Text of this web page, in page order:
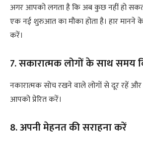
अगर आपको लगता है कि अब कुछ नहीं हो
एक नई शुरुआत का मौका होता है। हार मानने
करें।
7. सकारात्मक लोगों के साथ समय
नकारात्मक सोच रखने वाले लोगों से दूर रहें
आपको प्रेरित करें।
8. अपनी मेहनत की सराहना करें